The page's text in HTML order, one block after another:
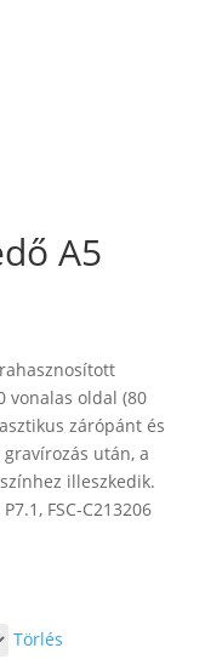
A5
vonalas oldal (80
zárópánt és
után, a
illeszkedik.
FSC-C213206
Törlés